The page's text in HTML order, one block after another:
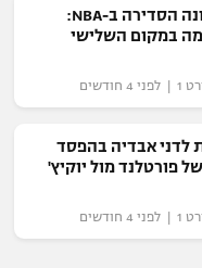
תמה העונה הסדירה ב-NBA:
במקום השלישי
לדני אבדיה בהפסד
פורטלנד מול יוקיץ'